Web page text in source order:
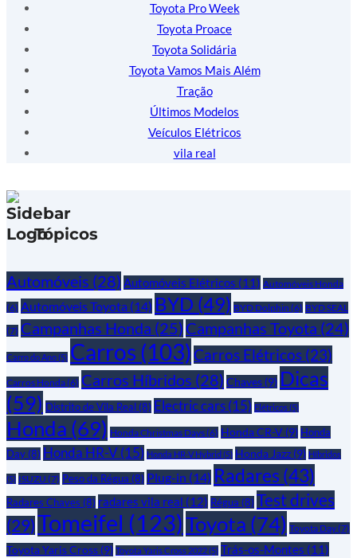
Toyota Pro Week
Toyota Proace
Toyota Solidária
Toyota Vamos Mais Além
Tração
Últimos Modelos
Veículos Elétricos
vila real
Tópicos
Automóveis (28) Automóveis Elétricos (11) Automóveis Honda
(6) Automóveis Toyota (14) BYD (49) BYD Dolphin (6) BYD SEAL
(7) Campanhas Honda (25) Campanhas Toyota (24)
Carro do Ano(5) Carros (103) Carros Elétricos (23)
Carros Honda(6) Carros Híbridos (28) Chaves (9) Dicas
(59) Distrito de Vila Real (8) Electric cars (15) Elétricos(5)
Honda (69) Honda Christmas Days(6) Honda CR-V (9) Honda
Day (8) Honda HR-V (15) Honda HR-V Hybrid (5) Honda Jazz (9) Híbridos
(5) ISUZU (7) Peso da Régua (8) Plug-in (14) Radares (43)
Radares Chaves (8) radares vila real (12) Régua (8) Test drives
(29)Tomeifel (123)Toyota (74) Toyota Day(7)
Toyota Yaris Cross (9) Toyota Yaris Cross 2022(5) Trás-os-Montes (11)